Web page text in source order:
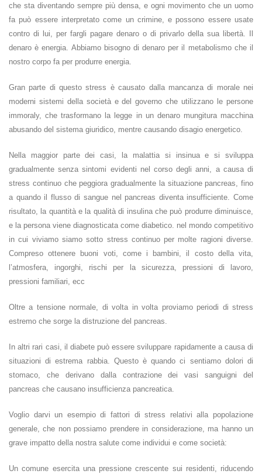
che sta diventando sempre più densa, e ogni movimento che un uomo
fa può essere interpretato come un crimine, e possono essere usate
contro di lui, per fargli pagare denaro o di privarlo della sua libertà. Il
denaro è energia. Abbiamo bisogno di denaro per il metabolismo che il
nostro corpo fa per produrre energia.
Gran parte di questo stress è causato dalla mancanza di morale nei
moderni sistemi della società e del governo che utilizzano le persone
immoraly, che trasformano la legge in un denaro mungitura macchina
abusando del sistema giuridico, mentre causando disagio energetico.
Nella maggior parte dei casi, la malattia si insinua e si sviluppa
gradualmente senza sintomi evidenti nel corso degli anni, a causa di
stress continuo che peggiora gradualmente la situazione pancreas, fino
a quando il flusso di sangue nel pancreas diventa insufficiente. Come
risultato, la quantità e la qualità di insulina che può produrre diminuisce,
e la persona viene diagnosticata come diabetico. nel mondo competitivo
in cui viviamo siamo sotto stress continuo per molte ragioni diverse.
Compreso ottenere buoni voti, come i bambini, il costo della vita,
l’atmosfera, ingorghi, rischi per la sicurezza, pressioni di lavoro,
pressioni familiari, ecc
Oltre a tensione normale, di volta in volta proviamo periodi di stress
estremo che sorge la distruzione del pancreas.
In altri rari casi, il diabete può essere sviluppare rapidamente a causa di
situazioni di estrema rabbia. Questo è quando ci sentiamo dolori di
stomaco, che derivano dalla contrazione dei vasi sanguigni del
pancreas che causano insufficienza pancreatica.
Voglio darvi un esempio di fattori di stress relativi alla popolazione
generale, che non possiamo prendere in considerazione, ma hanno un
grave impatto della nostra salute come individui e come società:
Un comune esercita una pressione crescente sui residenti, riducendo